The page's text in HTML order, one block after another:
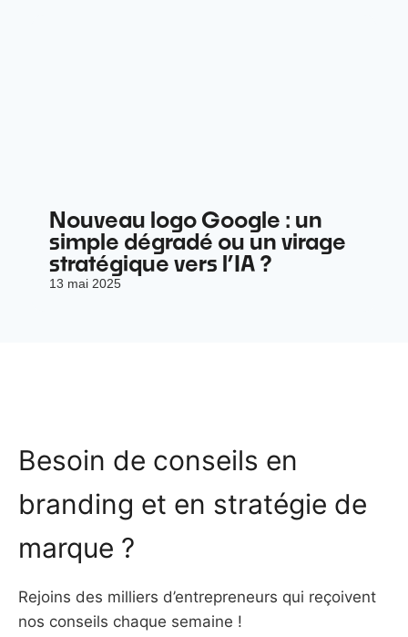
Nouveau logo Google : un
simple dégradé ou un virage
stratégique vers l’IA ?
13 mai 2025
Besoin de conseils en
branding et en stratégie de
marque ?
Rejoins des milliers d’entrepreneurs qui reçoivent
nos conseils chaque semaine !